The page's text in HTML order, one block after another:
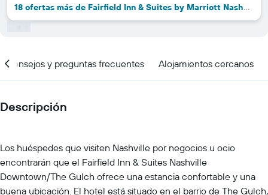
18 ofertas más de Fairfield Inn & Suites by Marriott Nashville Downtown/The Gulch
Consejos y preguntas frecuentes Alojamientos cercanos
Descripción
Los huéspedes que visiten Nashville por negocios u ocio
encontrarán que el Fairfield Inn & Suites Nashville
Downtown/The Gulch ofrece una estancia confortable y una
buena ubicación. El hotel está situado en el barrio de The Gulch,